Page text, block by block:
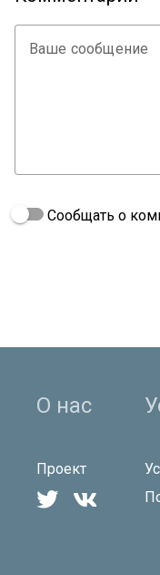
Ваше сообщение
Сообщать о
О нас
Проект
 